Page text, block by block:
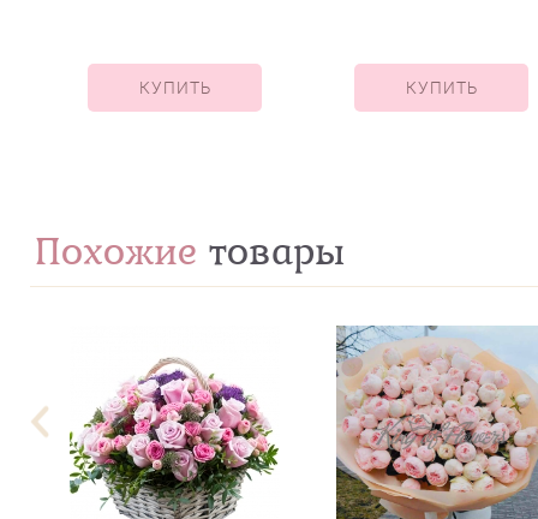
КУПИТЬ КУПИТЬ
Похожие товары